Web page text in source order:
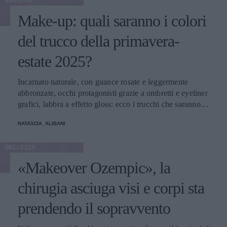
Make-up: quali saranno i colori
del trucco della primavera-
estate 2025?
Incarnato naturale, con guance rosate e leggermente
abbronzate, occhi protagonisti grazie a ombretti e eyeliner
grafici, labbra a effetto gloss: ecco i trucchi che saranno
NATASCIA_ALIBANI
«Makeover Ozempic», la
chirugia asciuga visi e corpi sta
prendendo il sopravvento